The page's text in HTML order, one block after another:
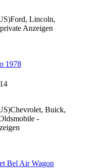
Lincoln,
Anzeigen
1978
Buick,
-
Bel Air Wagon